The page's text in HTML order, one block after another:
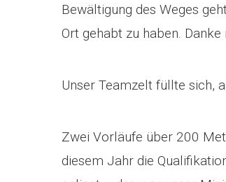
Bewältigung des Weges
Ort gehabt zu haben.
Unser Teamzelt füllte sich,
Zwei Vorläufe über 200
diesem Jahr die